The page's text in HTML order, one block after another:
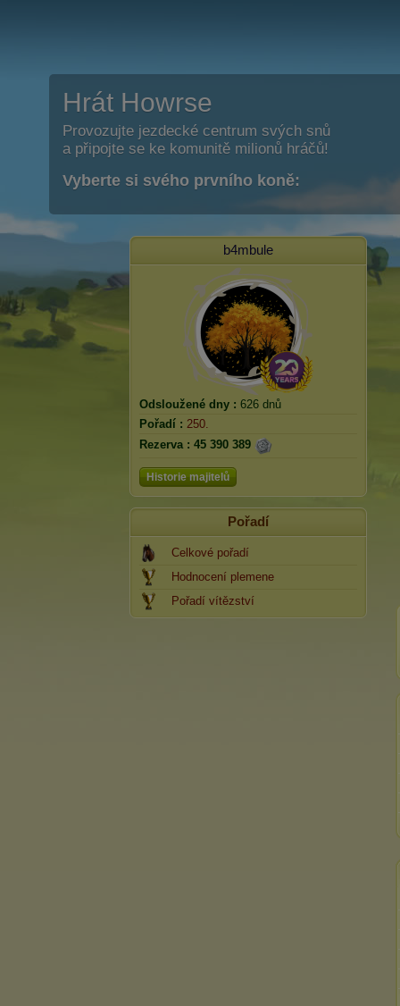
Hrát Howrse
Provozujte jezdecké centrum svých snů
a připojte se ke komunitě milionů hráčů!
Vyberte si svého prvního koně:
b4mbule
Odsloužené dny : 626 dnů
Pořadí : 250.
Rezerva : 45 390 389
Historie majitelů
Pořadí
Celkové pořadí
Hodnocení plemene
Pořadí vítězství